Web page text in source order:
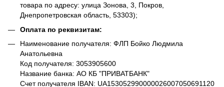
товара по адресу: улица Зонова, 3, Покров,
Днепропетровская область, 53303);
Оплата по реквизитам:
Наименование получателя: ФЛП Бойко Людмила
Анатольевна
Код получателя: 3053905600
Название банка: АО КБ "ПРИВАТБАНК"
Счет получателя IBAN: UA153052990000026007050691120